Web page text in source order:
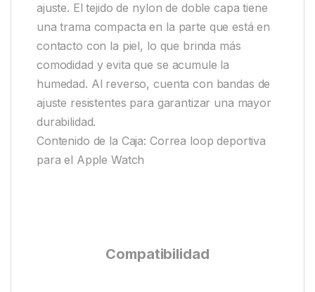
ajuste. El tejido de nylon de doble capa tiene
una trama compacta en la parte que está en
contacto con la piel, lo que brinda más
comodidad y evita que se acumule la
humedad. Al reverso, cuenta con bandas de
ajuste resistentes para garantizar una mayor
durabilidad.
Contenido de la Caja: Correa loop deportiva
para el Apple Watch
Compatibilidad